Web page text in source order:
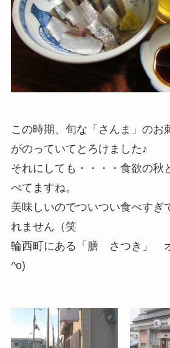
この時期、旬な「さんま」のお
がのっていてとろけました♪
それにしても・・・・食欲の秋
べてますね。
美味しいのでついつい食べすぎ
れません（笑
輪西町にある「膳 さつき」
^o)